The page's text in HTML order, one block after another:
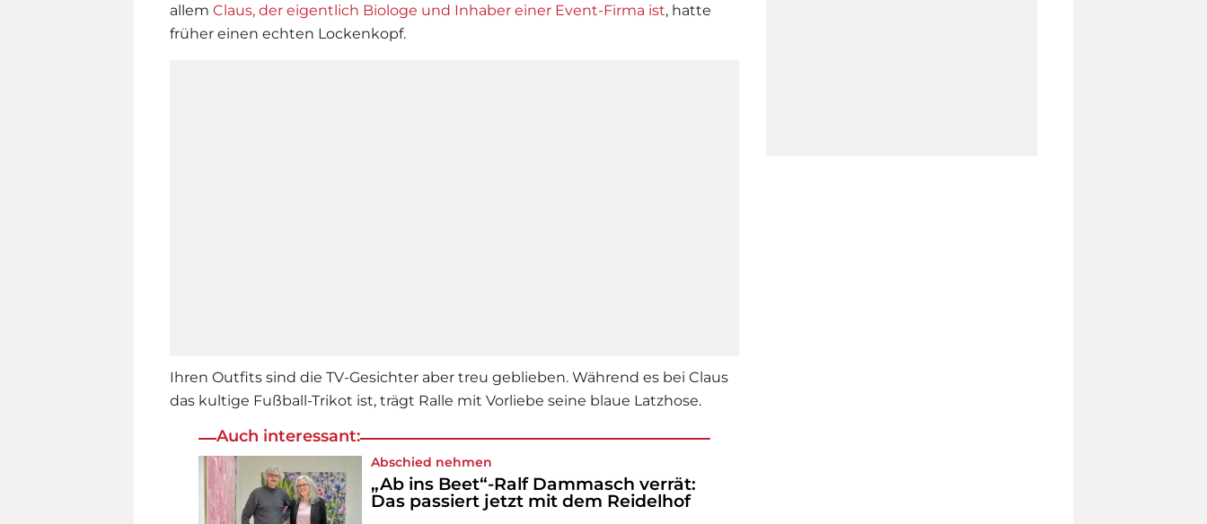
allem Claus, der eigentlich Biologe und Inhaber einer Event-Firma ist, hatte
früher einen echten Lockenkopf.
Ihren Outfits sind die TV-Gesichter aber treu geblieben. Während es bei Claus
das kultige Fußball-Trikot ist, trägt Ralle mit Vorliebe seine blaue Latzhose.
Auch interessant:
Abschied nehmen
„Ab ins Beet“-Ralf Dammasch verrät:
Das passiert jetzt mit dem Reidelhof